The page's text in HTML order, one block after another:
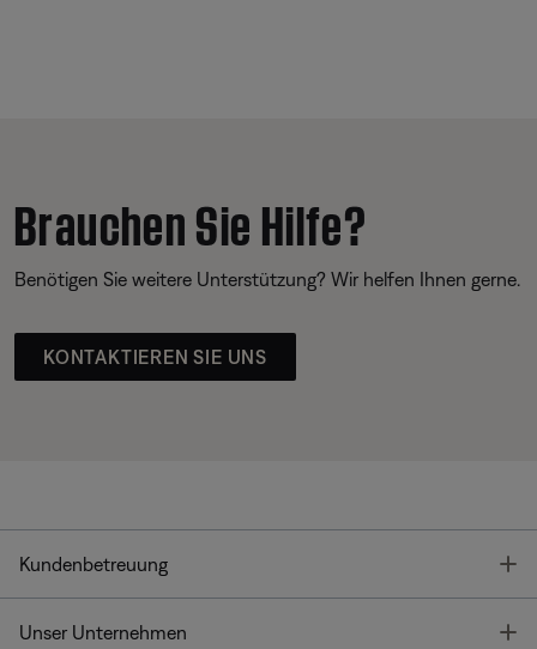
Brauchen Sie Hilfe?
Benötigen Sie weitere Unterstützung? Wir helfen Ihnen gerne.
KONTAKTIEREN SIE UNS
Kundenbetreuung
Unser Unternehmen